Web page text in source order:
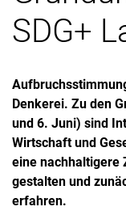
SDG+
Denkerei. Zu den
und 6. Juni) sind
Wirtschaft und
eine nachhaltigere
gestalten und
erfahren.